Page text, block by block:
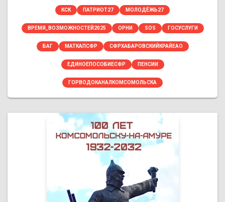
КСК ПАТРИОТ27 МОЛОДЁЖЬ27
ВРЕМЯ_ВОЗМОЖНОСТЕЙ2025 ОРНИ SOS ГОСУСЛУГИ
БАГ МАТКАПСФР СФРХАБАРОВСКИЙКРАЙЕАО
ЕДИНОЕПОСОБИЕСФР ПЕНСИИ
ГОРВОДОКАНАЛКОМСОМОЛЬСКА